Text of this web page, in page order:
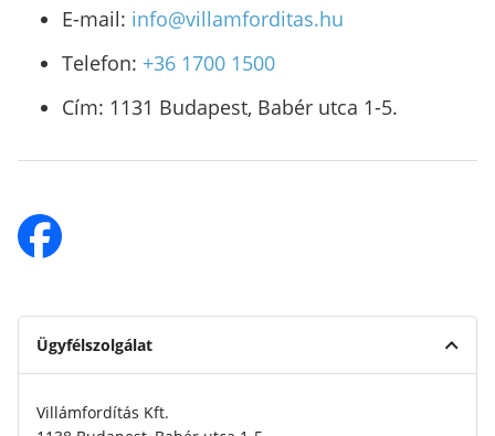
E-mail: info@villamforditas.hu
Telefon: +36 1700 1500
Cím: 1131 Budapest, Babér utca 1-5.
Ügyfélszolgálat
Villámfordítás Kft.